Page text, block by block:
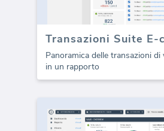
Panoramica delle transazioni di
in un rapporto